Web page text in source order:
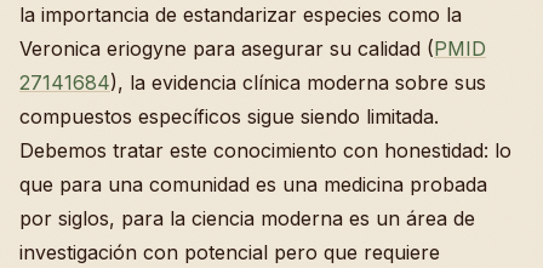
la importancia de estandarizar especies como la
Veronica eriogyne para asegurar su calidad (PMID
27141684), la evidencia clínica moderna sobre sus
compuestos específicos sigue siendo limitada.
Debemos tratar este conocimiento con honestidad: lo
que para una comunidad es una medicina probada
por siglos, para la ciencia moderna es un área de
investigación con potencial pero que requiere